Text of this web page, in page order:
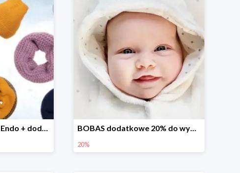
Finał wyprzedaży w Endo + dodatkowe 2% rabatu BOBAS dodatkowe 20% do wyprzedaży
20%